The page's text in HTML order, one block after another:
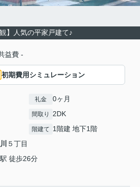
観】人気の平家戸建て♪
益費 -
初期費用シミュレーション
礼金 0ヶ月
間取り 2DK
階建て 1階建 地下1階
５丁目
駅 徒歩26分